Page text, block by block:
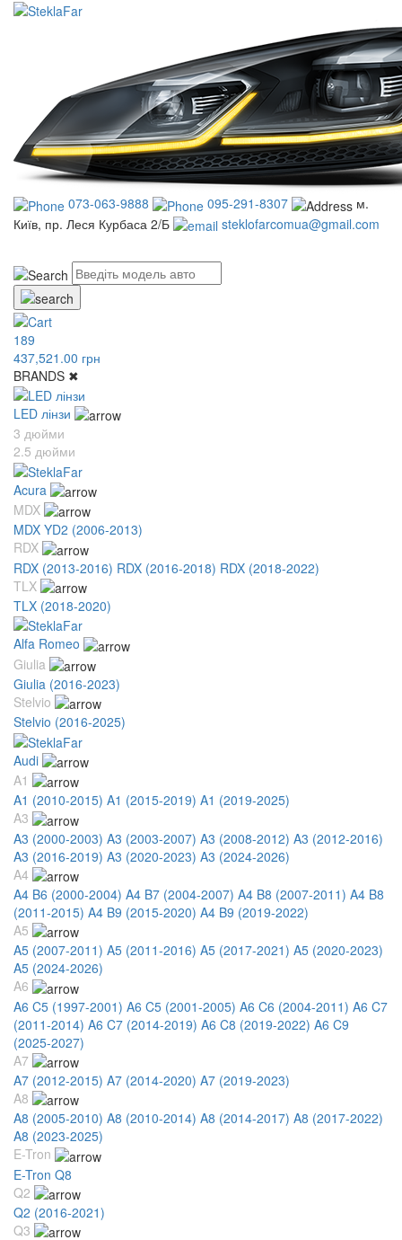
073-063-9888 095-291-8307
м.
Київ, пр. Леся Курбаса 2/Б
steklofarcomua@gmail.com
189
437,521.00 грн
BRANDS ✖
LED лінзи
3 дюйми
2.5 дюйми
Acura
MDX
MDX YD2 (2006-2013)
RDX
RDX (2013-2016) RDX (2016-2018) RDX (2018-2022)
TLX
TLX (2018-2020)
Alfa Romeo
Giulia
Giulia (2016-2023)
Stelvio
Stelvio (2016-2025)
Audi
A1
A1 (2010-2015) A1 (2015-2019) A1 (2019-2025)
A3
A3 (2000-2003) A3 (2003-2007) A3 (2008-2012) A3 (2012-2016)
A3 (2016-2019) A3 (2020-2023) A3 (2024-2026)
A4
A4 B6 (2000-2004) A4 B7 (2004-2007) A4 B8 (2007-2011) A4 B8
(2011-2015) A4 B9 (2015-2020) A4 B9 (2019-2022)
A5
A5 (2007-2011) A5 (2011-2016) A5 (2017-2021) A5 (2020-2023)
A5 (2024-2026)
A6
A6 C5 (1997-2001) A6 C5 (2001-2005) A6 C6 (2004-2011) A6 C7
(2011-2014) A6 C7 (2014-2019) A6 C8 (2019-2022) A6 C9
(2025-2027)
A7
A7 (2012-2015) A7 (2014-2020) A7 (2019-2023)
A8
A8 (2005-2010) A8 (2010-2014) A8 (2014-2017) A8 (2017-2022)
A8 (2023-2025)
E-Tron
E-Tron Q8
Q2
Q2 (2016-2021)
Q3